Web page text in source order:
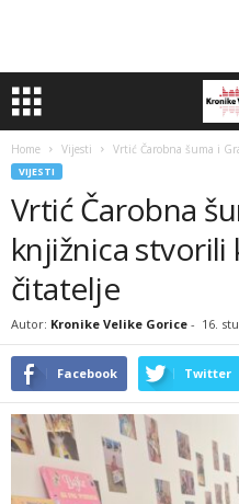
Home Vijesti Vrtić Čarobna šuma i
VIJESTI
Vrtić Čarobna
knjižnica stvorili
čitatelje
Autor: Kronike Velike Gorice - 16.
Facebook Twitter